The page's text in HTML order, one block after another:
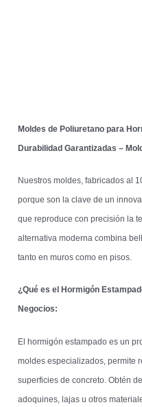
Moldes de Poliuretano para
Durabilidad Garantizadas –
Nuestros moldes, fabricados al
porque son la clave de un
que reproduce con precisión la
alternativa moderna combina
tanto en muros como en pisos.
¿Qué es el Hormigón
Negocios:
El hormigón estampado es un
moldes especializados, permite
superficies de concreto. Obtén
adoquines, lajas u otros